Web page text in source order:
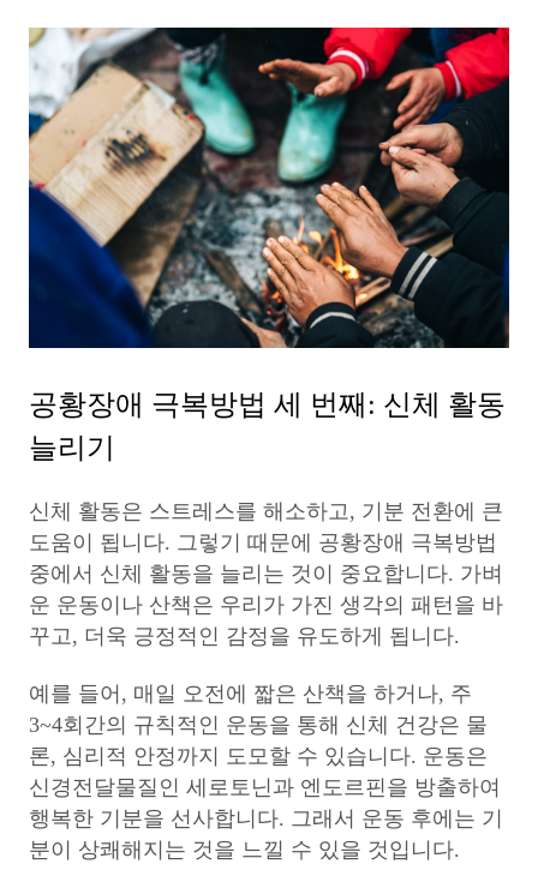
공황장애 극복방법 세 번째: 신체 활동
늘리기
신체 활동은 스트레스를 해소하고, 기분 전환에 큰
도움이 됩니다. 그렇기 때문에 공황장애 극복방법
중에서 신체 활동을 늘리는 것이 중요합니다. 가벼
운 운동이나 산책은 우리가 가진 생각의 패턴을 바
꾸고, 더욱 긍정적인 감정을 유도하게 됩니다.
예를 들어, 매일 오전에 짧은 산책을 하거나, 주
3~4회간의 규칙적인 운동을 통해 신체 건강은 물
론, 심리적 안정까지 도모할 수 있습니다. 운동은
신경전달물질인 세로토닌과 엔도르핀을 방출하여
행복한 기분을 선사합니다. 그래서 운동 후에는 기
분이 상쾌해지는 것을 느낄 수 있을 것입니다.